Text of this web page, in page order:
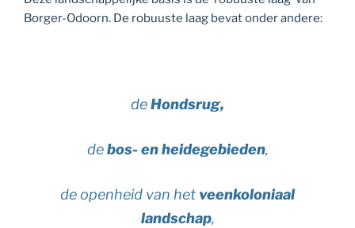
Borger-Odoorn. De robuuste laag bevat onder andere:
deHondsrug,
debos- en heidegebieden,
de openheid van het veenkoloniaal
landschap,